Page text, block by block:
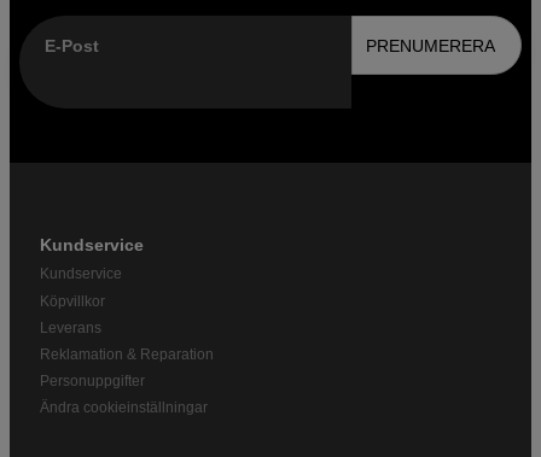
E-Post PRENUMERERA
Kundservice
Kundservice
Köpvillkor
Leverans
Reklamation & Reparation
Personuppgifter
Ändra cookieinställningar